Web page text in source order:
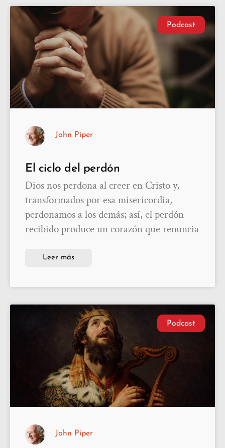
Podcast
El ciclo del perdón
Dios nos perdona al creer en Cristo y,
transformados por esa misericordia,
perdonamos a los demás; así, el perdón
recibido produce un corazón que renuncia
Leer más
John Piper
Podcast
John Piper